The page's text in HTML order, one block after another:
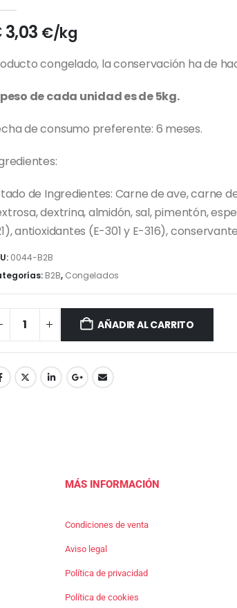
3,03 €/kg
congelado, la conservación ha de
peso de cada unidad es de 5kg.
de consumo preferente: 6 meses.
de Ingredientes: Carne de ave, carne
dextrina, almidón, sal, pimentón,
antioxidantes (E-301 y E-316),
0044-B2B
B2B, Congelados
AÑADIR AL CARRITO
MÁS INFORMACIÓN
Condiciones de venta
Aviso legal
Política de privacidad
Política de cookies